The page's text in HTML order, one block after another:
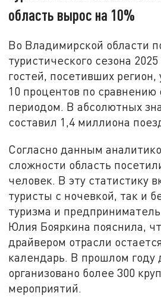
область вырос на 10%
Во Владимирской области
туристического сезона
гостей, посетивших регион,
10 процентов по
периодом. В абсолютных
составил 1,4 миллиона
Согласно данным
сложности область
человек. В эту статистику
туристы с ночевкой, так и
туризма и
Юлия Бояркина пояснила,
драйвером отрасли
календарь. В прошлом году
организовано более 300
мероприятий.